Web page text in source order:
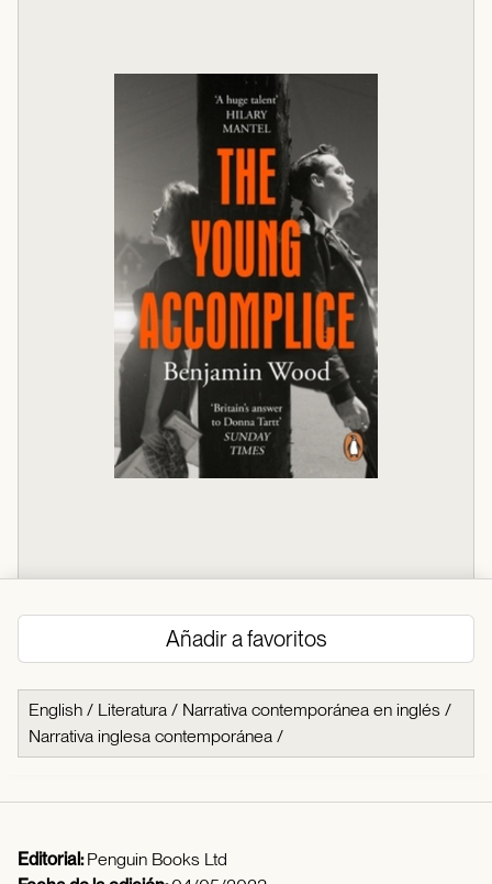
Añadir a favoritos
English / Literatura / Narrativa contemporánea en inglés /
Narrativa inglesa contemporánea /
Editorial:Penguin Books Ltd